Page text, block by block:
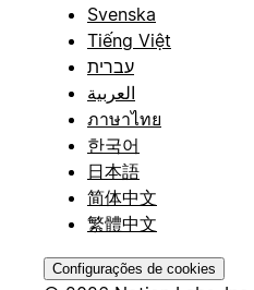
Svenska
Tiếng Việt
עברית
العربية
ภาษาไทย
한국어
日本語
简体中文
繁體中文
Configurações de cookies